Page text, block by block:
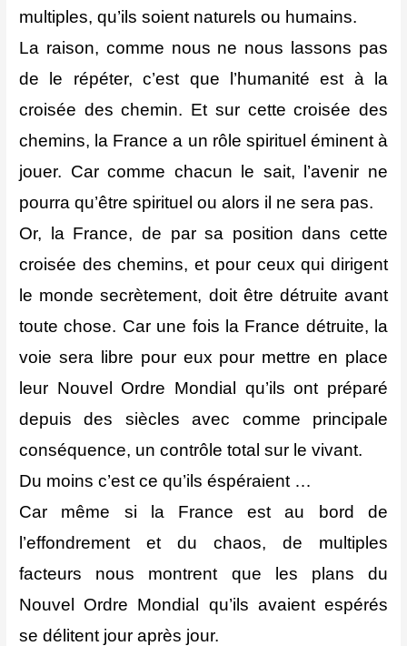
multiples, qu’ils soient naturels ou humains.
La raison, comme nous ne nous lassons pas
de le répéter, c’est que l’humanité est à la
croisée des chemin. Et sur cette croisée des
chemins, la France a un rôle spirituel éminent à
jouer. Car comme chacun le sait, l’avenir ne
pourra qu’être spirituel ou alors il ne sera pas.
Or, la France, de par sa position dans cette
croisée des chemins, et pour ceux qui dirigent
le monde secrètement, doit être détruite avant
toute chose. Car une fois la France détruite, la
voie sera libre pour eux pour mettre en place
leur Nouvel Ordre Mondial qu’ils ont préparé
depuis des siècles avec comme principale
conséquence, un contrôle total sur le vivant.
Du moins c’est ce qu’ils éspéraient …
Car même si la France est au bord de
l’effondrement et du chaos, de multiples
facteurs nous montrent que les plans du
Nouvel Ordre Mondial qu’ils avaient espérés
se délitent jour après jour.